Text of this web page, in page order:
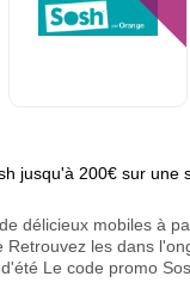
jusqu'à 200€ sur une
délicieux mobiles à
Retrouvez les dans
Le code promo